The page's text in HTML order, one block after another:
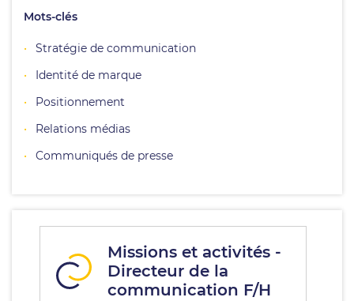
Mots-clés
Stratégie de communication
Identité de marque
Positionnement
Relations médias
Communiqués de presse
Missions et activités -
Directeur de la
communication F/H